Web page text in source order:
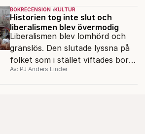
Det ska föra Le Pen till seger.
BOKRECENSION KULTUR
Historien tog inte slut och
liberalismen blev övermodig
Liberalismen blev lomhörd och
gränslös. Den slutade lyssna på
folket som i stället viftades bort
och misstänkliggjordes. Men kan
Av: PJ Anders Linder